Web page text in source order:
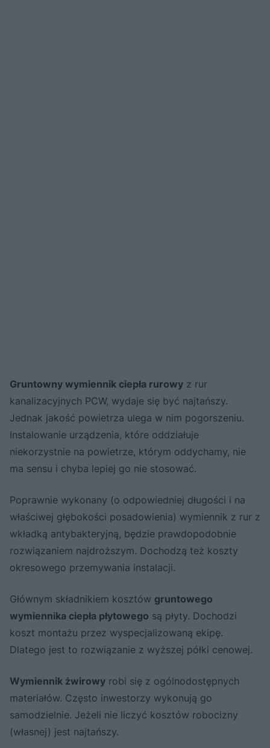
Gruntowny wymiennik ciepła rurowy z rur
kanalizacyjnych PCW, wydaje się być najtańszy.
Jednak jakość powietrza ulega w nim pogorszeniu.
Instalowanie urządzenia, które oddziałuje
niekorzystnie na powietrze, którym oddychamy, nie
ma sensu i chyba lepiej go nie stosować.
Poprawnie wykonany (o odpowiedniej długości i na
właściwej głębokości posadowienia) wymiennik z rur z
wkładką antybakteryjną, będzie prawdopodobnie
rozwiązaniem najdroższym. Dochodzą też koszty
okresowego przemywania instalacji.
Głównym składnikiem kosztów gruntowego
wymiennika ciepła płytowego są płyty. Dochodzi
koszt montażu przez wyspecjalizowaną ekipę.
Dlatego jest to rozwiązanie z wyższej półki cenowej.
Wymiennik żwirowy robi się z ogólnodostępnych
materiałów. Często inwestorzy wykonują go
samodzielnie. Jeżeli nie liczyć kosztów robocizny
(własnej) jest najtańszy.